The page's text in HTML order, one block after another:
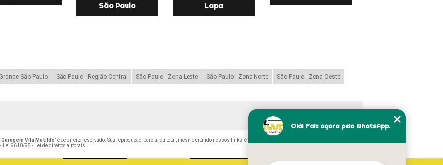
São Paulo
Lapa
São Paulo São Paulo - Região Central São Paulo - Zona Leste São Paulo - Zona Norte São Paulo - Zona Oeste
Vila Matilde" é de direito reservado. Sua reprodução, parcial ou total, mesmo citando nossos links, é proibida sem a autorização do autor. Crime de
Lei 9610/98 - Lei de direitos autorais
Olá! Fale agora pelo WhatsApp.